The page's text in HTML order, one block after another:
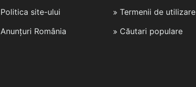
Politica site-ului
Anunțuri România
Termenii de utilizare
Căutari populare